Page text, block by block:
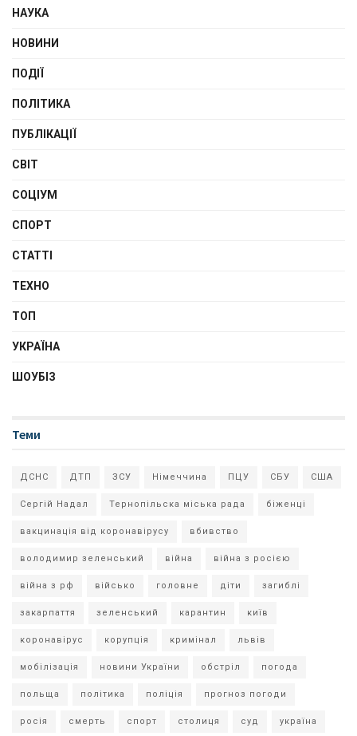
НАУКА
НОВИНИ
ПОДІЇ
ПОЛІТИКА
ПУБЛІКАЦІЇ
СВІТ
СОЦІУМ
СПОРТ
СТАТТІ
ТЕХНО
ТОП
УКРАЇНА
ШОУБІЗ
Теми
ДСНС ДТП ЗСУ Німеччина ПЦУ СБУ США
Сергій Надал Тернопільска міська рада біженці
вакцинація від коронавірусу вбивство
володимир зеленський війна війна з росією
війна з рф військо головне діти загиблі
закарпаття зеленський карантин київ
коронавірус корупція кримінал львів
мобілізація новини України обстріл погода
польща політика поліція прогноз погоди
росія смерть спорт столиця суд україна